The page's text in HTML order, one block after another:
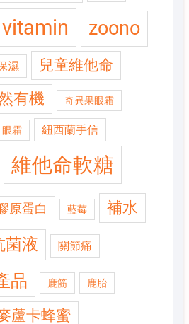
zoono
濕 兒童維他命
有機 奇異果眼霜
眼霜 紐西蘭手信
維他命軟糖
原蛋白 藍莓 補水
菌液 關節痛
品 鹿筋 鹿胎
蘆卡蜂蜜